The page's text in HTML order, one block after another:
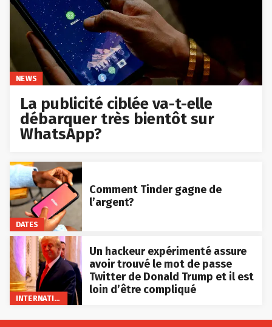
NEWS
La publicité ciblée va-t-elle
débarquer très bientôt sur
WhatsApp?
DATES
Comment Tinder gagne de
l’argent?
INTERNATIONAL
Un hackeur expérimenté assure
avoir trouvé le mot de passe
Twitter de Donald Trump et il est
loin d’être compliqué